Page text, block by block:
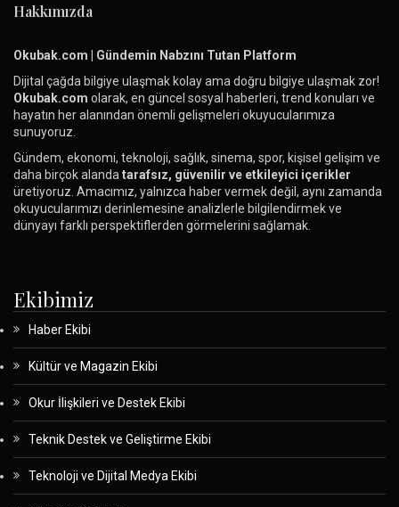
Hakkımızda
Okubak.com | Gündemin Nabzını Tutan Platform
Dijital çağda bilgiye ulaşmak kolay ama doğru bilgiye ulaşmak zor!
Okubak.com olarak, en güncel sosyal haberleri, trend konuları ve
hayatın her alanından önemli gelişmeleri okuyucularımıza
sunuyoruz.
Gündem, ekonomi, teknoloji, sağlık, sinema, spor, kişisel gelişim ve
daha birçok alanda tarafsız, güvenilir ve etkileyici içerikler
üretiyoruz. Amacımız, yalnızca haber vermek değil, aynı zamanda
okuyucularımızı derinlemesine analizlerle bilgilendirmek ve
dünyayı farklı perspektiflerden görmelerini sağlamak.
Ekibimiz
Haber Ekibi
Kültür ve Magazin Ekibi
Okur İlişkileri ve Destek Ekibi
Teknik Destek ve Geliştirme Ekibi
Teknoloji ve Dijital Medya Ekibi